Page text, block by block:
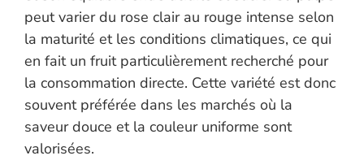
peut varier du rose clair au rouge intense selon
la maturité et les conditions climatiques, ce qui
en fait un fruit particulièrement recherché pour
la consommation directe. Cette variété est donc
souvent préférée dans les marchés où la
saveur douce et la couleur uniforme sont
valorisées.